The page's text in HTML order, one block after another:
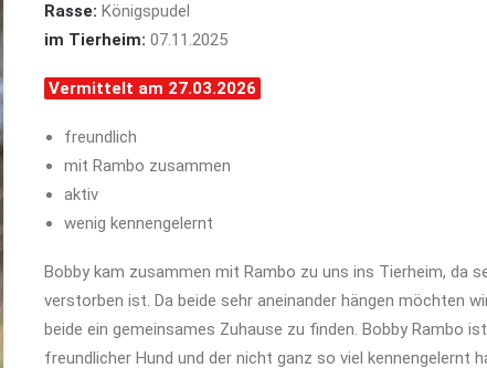
Rasse: Königspudel
im Tierheim: 07.11.2025
Vermittelt am 27.03.2026
freundlich
mit Rambo zusammen
aktiv
wenig kennengelernt
Bobby kam zusammen mit Rambo zu uns ins Tierheim, da
verstorben ist. Da beide sehr aneinander hängen möchten
beide ein gemeinsames Zuhause zu finden. Bobby Rambo
freundlicher Hund und der nicht ganz so viel kennengelernt